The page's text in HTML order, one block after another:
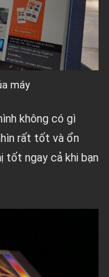
máy
không có gì
rất tốt và ổn
tốt ngay cả khi bạn